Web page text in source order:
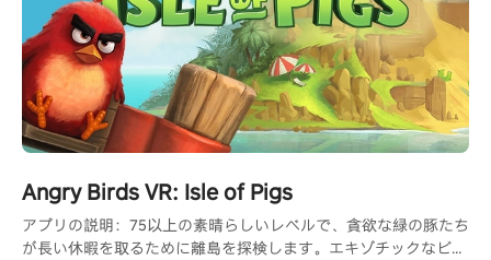
Angry Birds VR: Isle of Pigs
アプリの説明：75以上の素晴らしいレベルで、貪欲な緑の豚たち
が長い休暇を取るために離島を探検します。エキゾチックなビー